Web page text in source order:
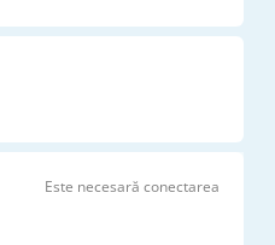
Este necesară conectarea